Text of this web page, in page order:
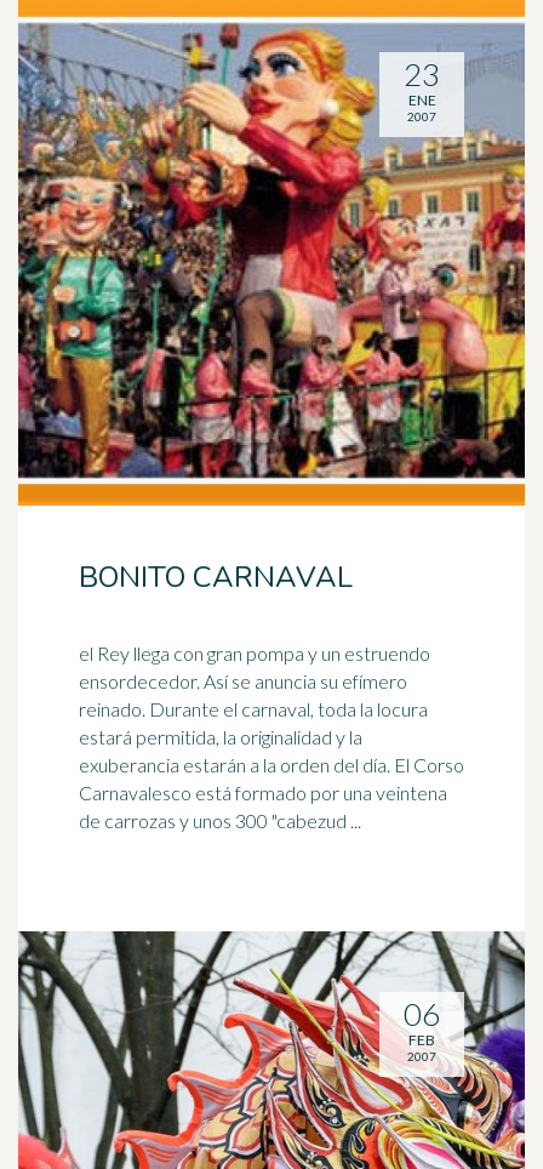
BONITO CARNAVAL
el Rey llega con gran pompa y un estruendo
ensordecedor. Así se anuncia su efímero
reinado. Durante el carnaval, toda la locura
estará permitida, la originalidad y la
exuberancia estarán a la orden del día. El Corso
Carnavalesco está formado por una veintena
de carrozas y unos 300 "cabezud ...
23
ENE
2007
06
FEB
2007